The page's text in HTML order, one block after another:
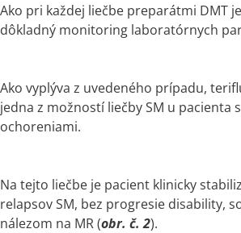
Ako pri každej liečbe preparátmi DMT
dôkladný monitoring laboratórnych
Ako vyplýva z uvedeného prípadu,
jedna z možností liečby SM u pacienta
ochoreniami.
Na tejto liečbe je pacient klinicky
relapsov SM, bez progresie disability,
nálezom na MR (obr. č. 2).